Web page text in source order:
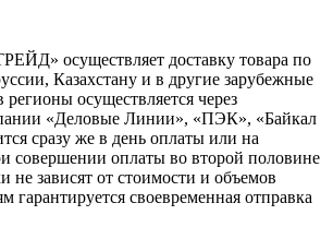
осуществляет доставку товара по
Казахстану и в другие зарубежные
осуществляется через
«Деловые Линии», «ПЭК», «Байкал
сразу же в день оплаты или на
совершении оплаты во второй половине
не зависят от стоимости и объемов
гарантируется своевременная отправка